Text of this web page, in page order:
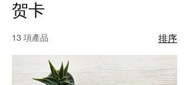
贺卡
13 項產品 排序